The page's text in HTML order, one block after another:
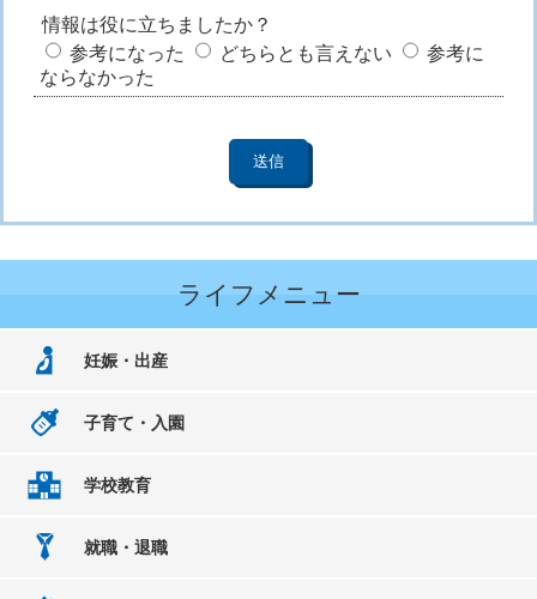
情報は役に立ちましたか？
参考になった
どちらとも言えない
参考に
ならなかった
ライフメニュー
妊娠・出産
子育て・入園
学校教育
就職・退職